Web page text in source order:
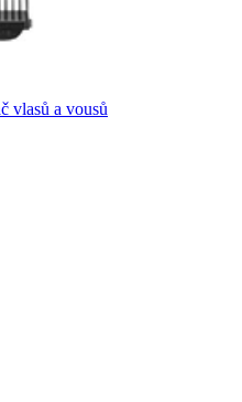
vlasů a vousů